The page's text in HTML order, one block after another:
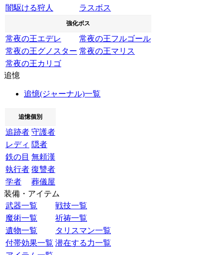
闇駆ける狩人
ラスボス
強化ボス
常夜の王エデレ
常夜の王フルゴール
常夜の王グノスター 常夜の王マリス
常夜の王カリゴ
追憶
追憶(ジャーナル)一覧
追憶個別
追跡者 守護者
レディ 隠者
鉄の目 無頼漢
執行者 復讐者
学者
葬儀屋
装備・アイテム
武器一覧
戦技一覧
魔術一覧
祈祷一覧
遺物一覧
タリスマン一覧
付帯効果一覧 潜在する力一覧